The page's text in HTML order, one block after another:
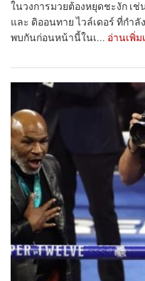
ในวงการมวยต้องหยุดชะงัก เ
และ ดิออนทาย ไวล์เดอร์ ที่กำ
พบกันก่อนหน้านี้ในเ... อ่านเพิ่ม